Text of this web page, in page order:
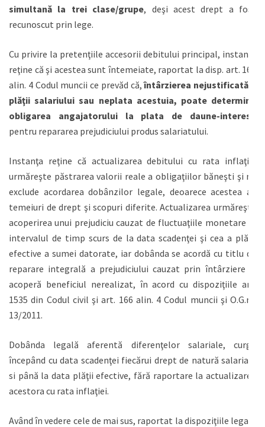
simultană la trei clase/grupe, deşi acest drept a fost
recunoscut prin lege.
Cu privire la pretenţiile accesorii debitului principal, instanţa
reţine că şi acestea sunt întemeiate, raportat la disp. art. 166
alin. 4 Codul muncii ce prevăd că,întârzierea nejustificată a
plăţii salariului sau neplata acestuia, poate determina
obligarea angajatorului la plata de daune-interese
pentru repararea prejudiciului produs salariatului.
Instanţa reţine că actualizarea debitului cu rata inflaţiei
urmăreşte păstrarea valorii reale a obligaţiilor băneşti şi nu
exclude acordarea dobânzilor legale, deoarece acestea au
temeiuri de drept şi scopuri diferite. Actualizarea urmăreşte
acoperirea unui prejudiciu cauzat de fluctuaţiile monetare în
intervalul de timp scurs de la data scadenţei şi cea a plăţii
efective a sumei datorate, iar dobânda se acordă cu titlu de
reparare integrală a prejudiciului cauzat prin întârziere şi
acoperă beneficiul nerealizat, în acord cu dispoziţiile art.
1535 din Codul civil şi art. 166 alin. 4 Codul muncii şi O.G.nr.
13/2011.
Dobânda legală aferentă diferenţelor salariale, curge
începând cu data scadenţei fiecărui drept de natură salarială
si până la data plăţii efective, fără raportare la actualizarea
acestora cu rata inflaţiei.
Având în vedere cele de mai sus, raportat la dispoziţiile legale